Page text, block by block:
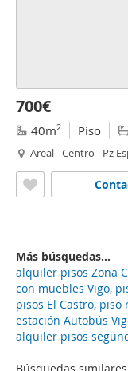
700€
40m2 Piso
Areal - Centro - Pz
Más búsquedas...
alquiler pisos Zona
con muebles Vigo,
pisos El Castro, piso
estación Autobús
alquiler pisos